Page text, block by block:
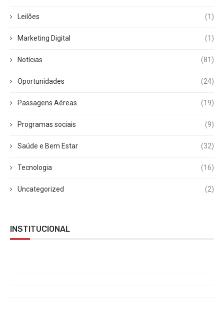
Leilões (1)
Marketing Digital (1)
Notícias (81)
Oportunidades (24)
Passagens Aéreas (19)
Programas sociais (9)
Saúde e Bem Estar (32)
Tecnologia (16)
Uncategorized (2)
INSTITUCIONAL